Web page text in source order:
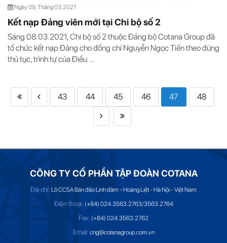
Ngày 09, Tháng 03.2021
Kết nạp Đảng viên mới tại Chi bộ số 2
Sáng 08.03.2021, Chi bộ số 2 thuộc Đảng bộ Cotana Group đã
tổ chức kết nạp Đảng cho đồng chí Nguyễn Ngọc Tiến theo đúng
thủ tục, trình tự của Điều ...
43 44 45 46 47 48
CÔNG TY CỔ PHẦN TẬP ĐOÀN COTANA
Địa chỉ: Lô CC5A Bán đảo Linh đàm - Hoàng Liệt - Hà Nội - Việt Nam
Điện thoại: (+84) 024.3563.2763/3563.2764
Fax: (+84) 024.3563.2762
Email: cng@cotanagroup.com.vn